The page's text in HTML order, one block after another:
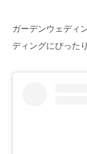
ガーデンウェディ
ディングにぴった